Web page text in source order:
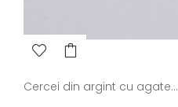
Cercei din argint cu agate...